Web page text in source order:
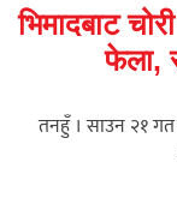
भिमादबाट
फेला,
तनहुँ । साउन २१ गत